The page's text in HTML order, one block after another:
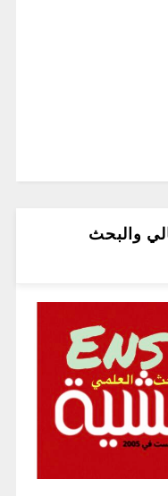
والبحث